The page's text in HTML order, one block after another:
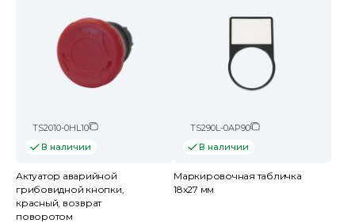
TS2010-0HL10
В наличии
Актуатор аварийной
грибовидной кнопки,
красный, возврат
поворотом
TS290L-0AP90
В наличии
Маркировочная табличка
18х27 мм